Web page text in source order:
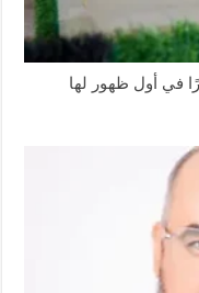
بأكثر من 120 صقرًا في أول ظهور لها